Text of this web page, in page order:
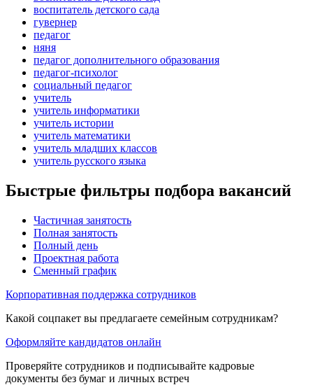
воспитатель детского сада
гувернер
педагог
няня
педагог дополнительного образования
педагог-психолог
социальный педагог
учитель
учитель информатики
учитель истории
учитель математики
учитель младших классов
учитель русского языка
Быстрые фильтры подбора вакансий
Частичная занятость
Полная занятость
Полный день
Проектная работа
Сменный график
Корпоративная поддержка сотрудников
Какой соцпакет вы предлагаете семейным сотрудникам?
Оформляйте кандидатов онлайн
Проверяйте сотрудников и подписывайте кадровые
документы без бумаг и личных встреч